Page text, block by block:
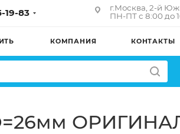
19-83
г.Москва, 2-й
ПН-ПТ с 8:00 до
КОМПАНИЯ КОНТАКТЫ